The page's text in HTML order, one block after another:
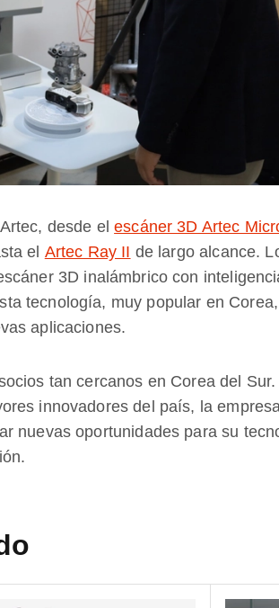
desde elescáner 3D Artec
el Artec Ray II de largo alcance.
3D inalámbrico con
tecnología, muy popular en
aplicaciones.
tan cercanos en Corea del Sur.
innovadores del país, la
nuevas oportunidades para su